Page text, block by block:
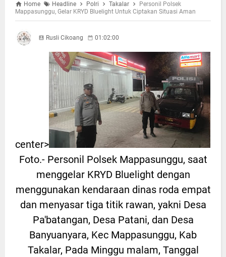
Home Headline Polri Takalar
Personil Polsek
Mappasunggu, Gelar KRYD Bluelight Untuk Ciptakan Situasi Aman
Rusli Cikoang 01:02:00
center>
Foto.- Personil Polsek Mappasunggu, saat
menggelar KRYD Bluelight dengan
menggunakan kendaraan dinas roda empat
dan menyasar tiga titik rawan, yakni Desa
Pa'batangan, Desa Patani, dan Desa
Banyuanyara, Kec Mappasunggu, Kab
Takalar, Pada Minggu malam, Tanggal